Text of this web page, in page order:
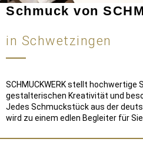
Schmuck von
in Schwetzingen
SCHMUCKWERK stellt hochwertige
gestalterischen Kreativität und
Jedes Schmuckstück aus der
wird zu einem edlen Begleiter für